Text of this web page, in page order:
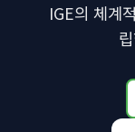
IGE의 체계